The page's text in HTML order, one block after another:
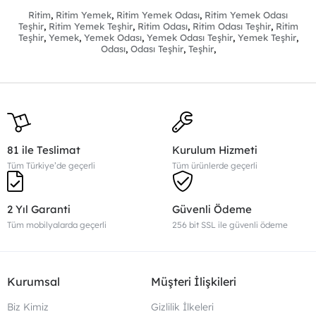
değiştirilebilir
Evet
Ürün Boyutları
Genişlik
Yükseklik Derinlik
Ritim, Ritim Yemek, Ritim Yemek Odası, Ritim Yemek Odası
Teşhir, Ritim Yemek Teşhir, Ritim Odası, Ritim Odası Teşhir, Ritim
Teşhir, Yemek, Yemek Odası, Yemek Odası Teşhir, Yemek Teşhir,
Odası, Odası Teşhir, Teşhir,
81 ile Teslimat
Tüm Türkiye’de geçerli
Kurulum Hizmeti
Tüm ürünlerde geçerli
2 Yıl Garanti
Tüm mobilyalarda geçerli
Güvenli Ödeme
256 bit SSL ile güvenli ödeme
Kurumsal
Biz Kimiz
Müşteri İlişkileri
Gizlilik İlkeleri